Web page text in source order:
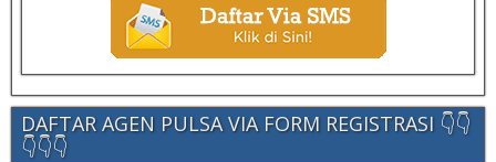
DAFTAR AGEN PULSA VIA FORM REGISTRASI 👇👇
👇👇👇